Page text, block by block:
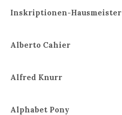
Inskriptionen-Hausmeister
Alberto Cahier
Alfred Knurr
Alphabet Pony